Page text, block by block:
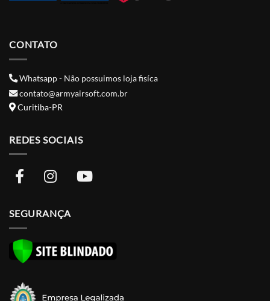
CONTATO
Whatsapp - Não possuimos loja fisíca
contato@armyairsoft.com.br
Curitiba-PR
REDES SOCIAIS
SEGURANÇA